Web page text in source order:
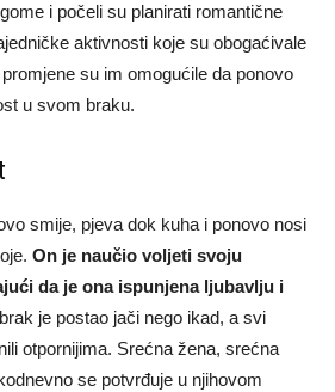
i počeli su planirati romantične
aktivnosti koje su obogaćivale
su im omogućile da ponovo
u svom braku.
smije, pjeva dok kuha i ponovo nosi
On je naučio voljeti svoju
da je ona ispunjena ljubavlju i
je postao jači nego ikad, a svi
otpornijima. Srećna žena, srećna
se potvrđuje u njihovom